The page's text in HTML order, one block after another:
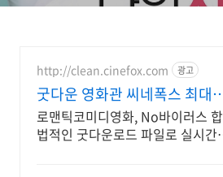
http://clean.cinefox.com 광고
굿다운 영화관 씨네폭스 최대3
만원+10%추가적립
로맨틱코미디영화, No바이러스 합
법적인 굿다운로드 파일로 실시간